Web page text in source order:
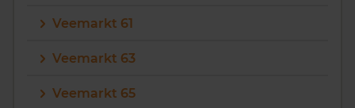
Veemarkt 61
Veemarkt 63
Veemarkt 65